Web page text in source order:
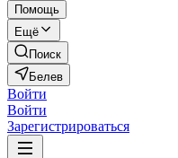
Помощь
Ещё
Поиск
Белев
Войти
Войти
Зарегистрироваться